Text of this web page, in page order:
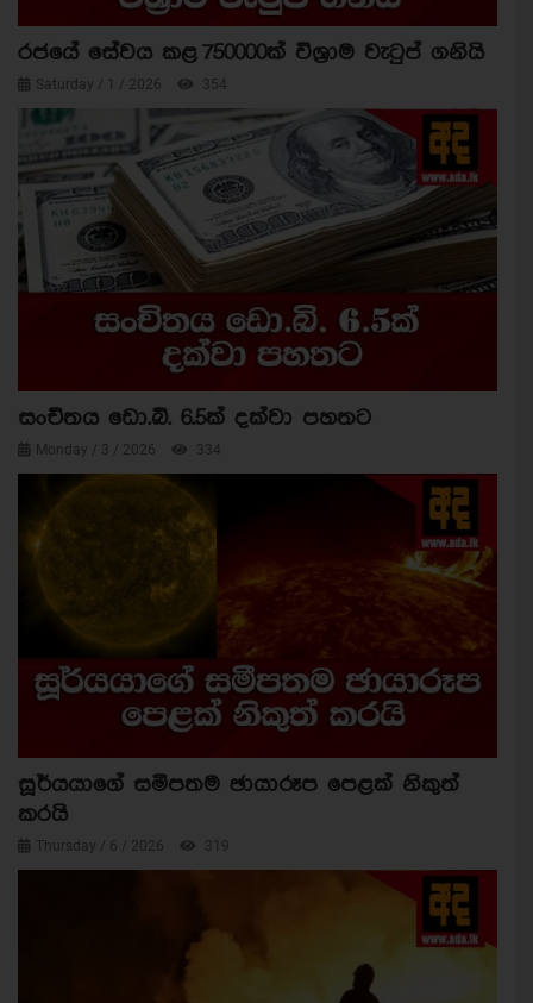
රජයේ සේවය කළ 750000ක් විශ්‍රාම වැටුප් ගනියි
Saturday / 1 / 2026 354
සංචිතය ඩො.බි. 6.5ක් දක්වා පහතට
Monday / 3 / 2026 334
සූර්යයාගේ සමීපතම ඡායාරූප පෙළක් නිකුත්
කරයි
Thursday / 6 / 2026 319